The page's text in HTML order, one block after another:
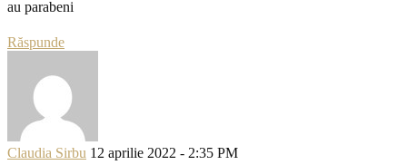
au parabeni
Răspunde
Claudia Sirbu 12 aprilie 2022 - 2:35 PM